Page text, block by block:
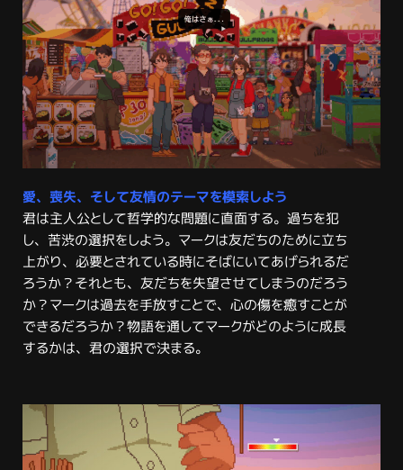
愛、喪失、そして友情のテーマを模索しよう
君は主人公として哲学的な問題に直面する。過ちを犯
し、苦渋の選択をしよう。マークは友だちのために立ち
上がり、必要とされている時にそばにいてあげられるだ
ろうか？それとも、友だちを失望させてしまうのだろう
か？マークは過去を手放すことで、心の傷を癒すことが
できるだろうか？物語を通してマークがどのように成長
するかは、君の選択で決まる。